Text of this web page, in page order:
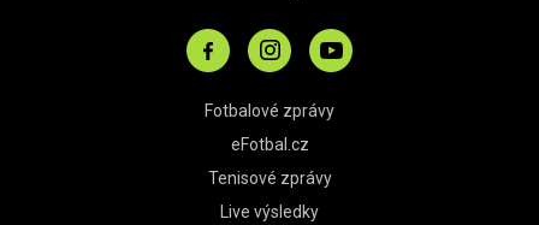
Fotbalové zprávy
eFotbal.cz
Tenisové zprávy
Live výsledky